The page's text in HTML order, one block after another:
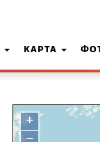
КАРТА
+
−